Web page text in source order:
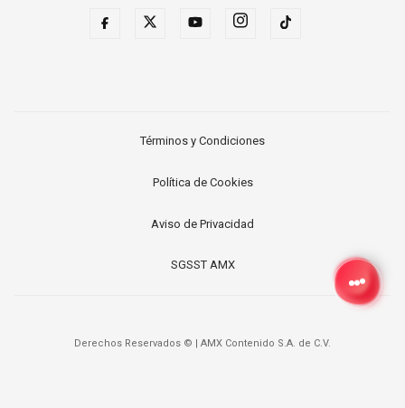
Términos y Condiciones
Política de Cookies
Aviso de Privacidad
SGSST AMX
Derechos Reservados © | AMX Contenido S.A. de C.V.